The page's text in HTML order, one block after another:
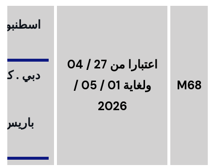
M68
اعتبارا من 27 / 04
ولغاية 01 / 05 /
2026
دبي .
باريس